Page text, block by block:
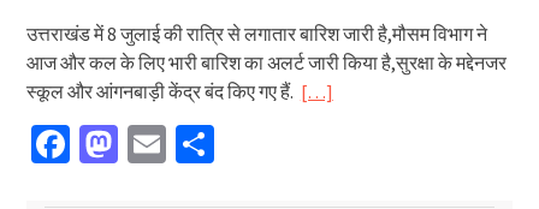
उत्तराखंड में 8 जुलाई की रात्रि से लगातार बारिश जारी है,मौसम विभाग ने
आज और कल के लिए भारी बारिश का अलर्ट जारी किया है,सुरक्षा के मद्देनजर
स्कूल और आंगनबाड़ी केंद्र बंद किए गए हैं. […]
Facebook
Mastodon
EmailShare